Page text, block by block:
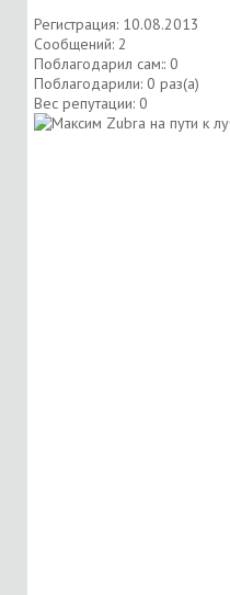
Регистрация: 10.08.2013
Сообщений: 2
Поблагодарил сам:: 0
Поблагодарили: 0 раз(а)
Вес репутации: 0